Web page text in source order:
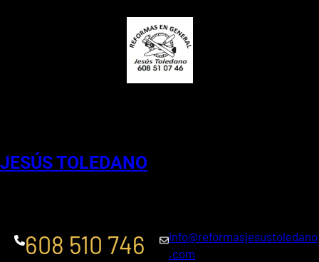
JESÚS TOLEDANO
608 510 746
info@reformasjesustoledano
.com